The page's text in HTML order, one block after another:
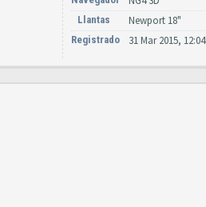
Llantas Newport 18"
Registrado 31 Mar 2015, 12:04